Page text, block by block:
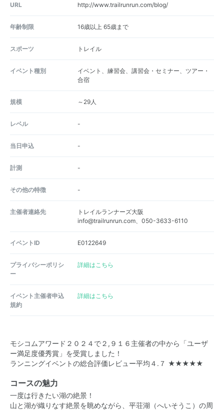
URL http://www.trailrunrun.com/blog/
年齢制限 16歳以上 65歳まで
スポーツ トレイル
イベント種別
イベント、練習会、講習会・セミナー、ツアー・
合宿
規模 ～29人
レベル -
当日申込 -
計測 -
その他の特徴 -
主催者連絡先
トレイルランナーズ大阪
info@trailrunrun.com、050-3633-6110
イベントID E0122649
プライバシーポリシ
ー
詳細はこちら
イベント主催者申込
規約
詳細はこちら
モシコムアワード２０２４で２,９１６主催者の中から「ユーザ
ー満足度優秀賞」を受賞しました！
ランニングイベントの総合評価レビュー平均４.７ ★★★★★
コースの魅力
一度は行きたい湖の絶景！
山と湖が織りなす絶景を眺めながら、平荘湖（へいそうこ）の周